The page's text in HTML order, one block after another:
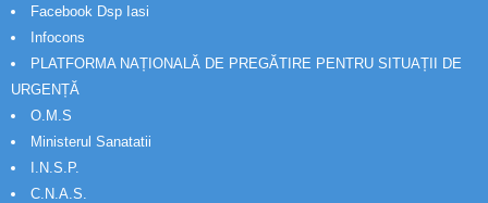
Facebook Dsp Iasi
Infocons
PLATFORMA NAȚIONALĂ DE PREGĂTIRE PENTRU SITUAȚII DE
URGENȚĂ
O.M.S
Ministerul Sanatatii
I.N.S.P.
C.N.A.S.